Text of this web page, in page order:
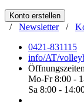
Konto erstellen
/ Newsletter/
0421-831115
info/AT/
Öffnungszeiten
Mo-Fr 8:00 -
Sa 8:00 -